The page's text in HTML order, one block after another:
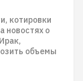
котировки
новостях о
объемы